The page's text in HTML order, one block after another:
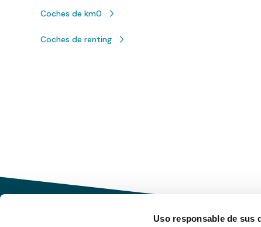
Uso responsable de sus
Coches de km0
Coches de renting